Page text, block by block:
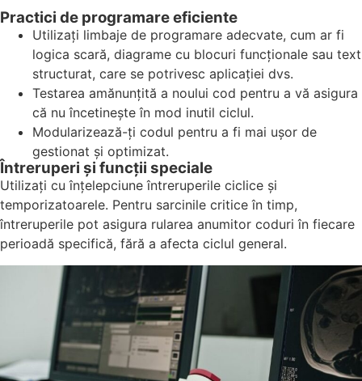
Practici de programare eficiente
Utilizați limbaje de programare adecvate, cum ar fi
logica scară, diagrame cu blocuri funcționale sau text
structurat, care se potrivesc aplicației dvs.
Testarea amănunțită a noului cod pentru a vă asigura
că nu încetinește în mod inutil ciclul.
Modularizează-ți codul pentru a fi mai ușor de
gestionat și optimizat.
Întreruperi și funcții speciale
Utilizați cu înțelepciune întreruperile ciclice și
temporizatoarele. Pentru sarcinile critice în timp,
întreruperile pot asigura rularea anumitor coduri în fiecare
perioadă specifică, fără a afecta ciclul general.